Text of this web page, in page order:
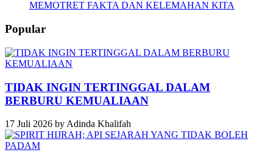
MEMOTRET FAKTA DAN KELEMAHAN KITA
Popular
TIDAK INGIN TERTINGGAL DALAM
BERBURU KEMUALIAAN
17 Juli 2026 by Adinda Khalifah